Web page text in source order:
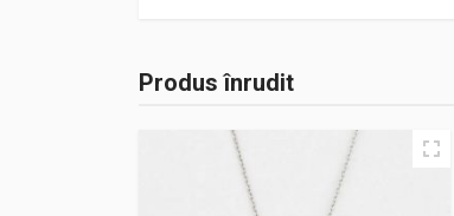
Produs înrudit